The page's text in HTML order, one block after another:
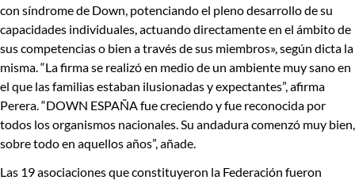
con síndrome de Down, potenciando el pleno desarrollo de su
capacidades individuales, actuando directamente en el ámbito de
sus competencias o bien a través de sus miembros»,según dicta la
misma. “La firma se realizó en medio de un ambiente muy sano en
el que las familias estaban ilusionadas y expectantes”, afirma
Perera. “DOWN ESPAÑA fue creciendo y fue reconocida por
todos los organismos nacionales. Su andadura comenzó muy bien,
sobre todo en aquellos años”, añade.
Las 19 asociacionesque constituyeron la Federación fueron